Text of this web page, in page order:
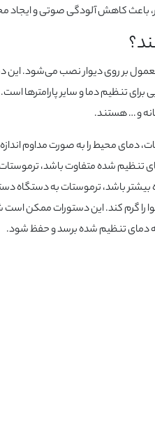
کاهش آلودگی صوتی و ایجاد
بر روی دیوار نصب می‌شود.
تنظیم دما و سایر پارامترها
و … هستند.
محیط را به صورت مداوم
شده متفاوت باشد، ترموستات
باشد، ترموستات به دستگاه
گرم کند. این دستورات ممکن
دمای تنظیم شده برسد و حفظ شود.